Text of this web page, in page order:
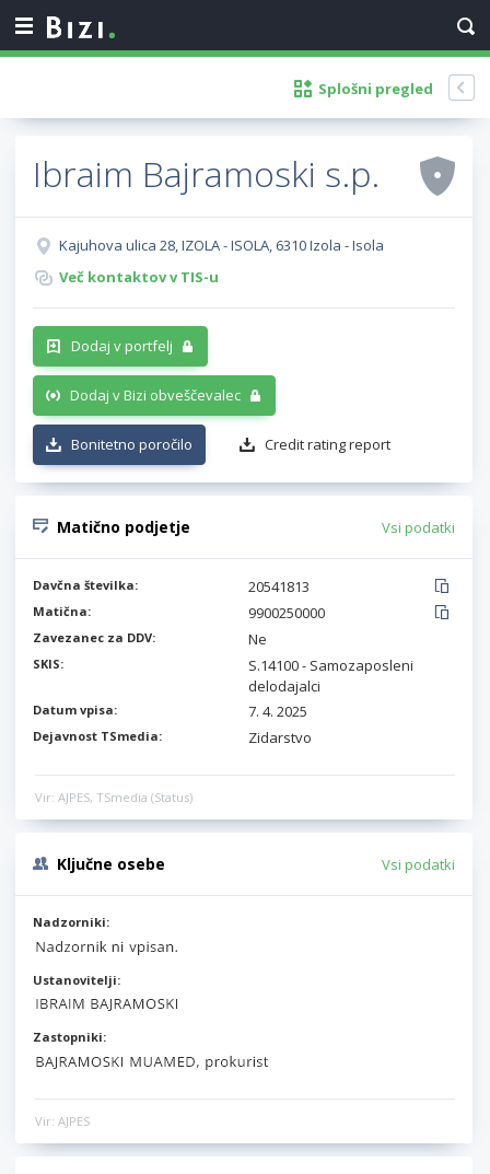
Splošni pregled
Ibraim Bajramoski s.p.
Kajuhova ulica 28, IZOLA - ISOLA, 6310 Izola - Isola
Več kontaktov v TIS-u
Dodaj v portfelj
Dodaj v Bizi obveščevalec
Bonitetno poročilo Credit rating report
Matično podjetje Vsi podatki
Davčna številka: 20541813
Matična: 9900250000
Zavezanec za DDV: Ne
SKIS:
S.14100 - Samozaposleni
delodajalci
Datum vpisa: 7. 4. 2025
Dejavnost TSmedia: Zidarstvo
Vir: AJPES, TSmedia (Status)
Ključne osebe Vsi podatki
Nadzorniki:
Ustanovitelji:
Zastopniki:
Vir: AJPES